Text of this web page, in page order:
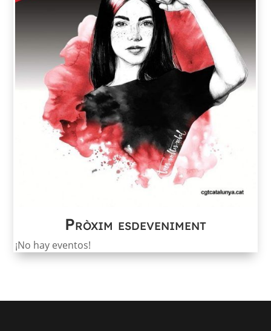
Pròxim esdeveniment
¡No hay eventos!